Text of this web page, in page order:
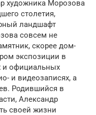
художника Морозова
столетия,
ландшафт
совсем не
скорее дом-
экспозиции в
и официальных
и видеозаписях, а
Родившийся в
Александр
своей жизни